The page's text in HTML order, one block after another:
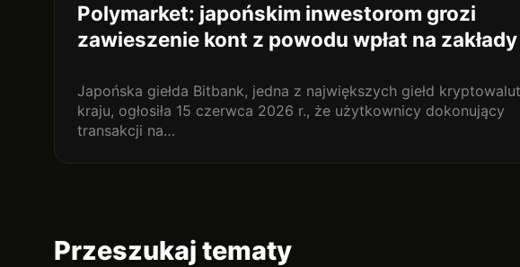
Polymarket: japońskim inwestorom grozi
zawieszenie kont z powodu wpłat na zakłady
Japońska giełda Bitbank, jedna z największych giełd
kraju, ogłosiła 15 czerwca 2026 r., że użytkownicy dokonujący
transakcji na…
Przeszukaj tematy